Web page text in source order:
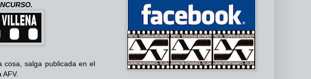
cosa, salga publicada en el
AFV.